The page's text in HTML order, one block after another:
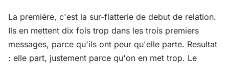
La première, c'est la sur-flatterie de debut de relation.
Ils en mettent dix fois trop dans les trois premiers
messages, parce qu'ils ont peur qu'elle parte. Resultat
: elle part, justement parce qu'on en met trop. Le